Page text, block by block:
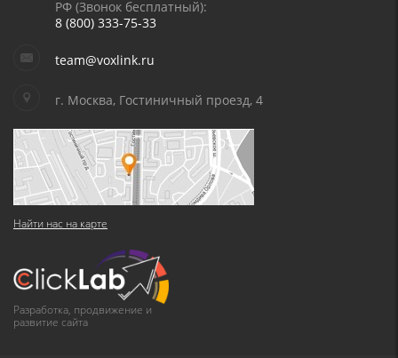
РФ (Звонок бесплатный):
8 (800) 333-75-33
team@voxlink.ru
г. Москва, Гостиничный проезд, 4
Найти нас на карте
Разработка, продвижение и
развитие сайта